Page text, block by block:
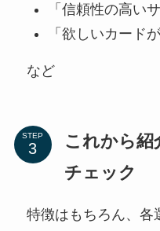
「信頼性の高い
「欲しいカード
など
STEP
これから紹
チェック
特徴はもちろん、各